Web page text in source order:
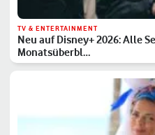
TV & ENTERTAINMENT
Neu auf Disney+ 2026: Alle
Monatsüberbl…